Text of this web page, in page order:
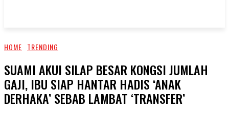
HOME TRENDING
SUAMI AKUI SILAP BESAR KONGSI JUMLAH
GAJI, IBU SIAP HANTAR HADIS ‘ANAK
DERHAKA’ SEBAB LAMBAT ‘TRANSFER’